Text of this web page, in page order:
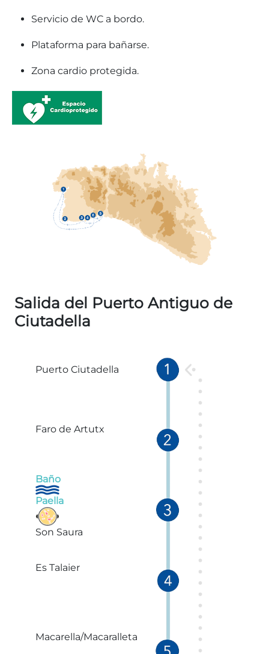
Servicio de WC a bordo.
Plataforma para bañarse.
Zona cardio protegida.
Salida del Puerto Antiguo de
Ciutadella
Puerto Ciutadella
Faro de Artutx
Baño
Paella
Son Saura
Es Talaier
Macarella/Macaralleta